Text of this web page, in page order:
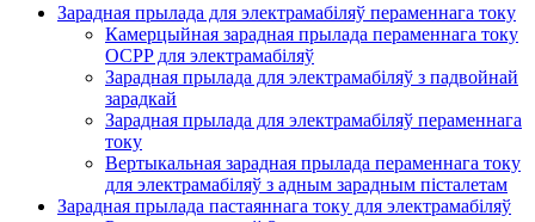
Зарадная прылада для электрамабіляў пераменнага току
Камерцыйная зарадная прылада пераменнага току
OCPP для электрамабіляў
Зарадная прылада для электрамабіляў з падвойнай
зарадкай
Зарадная прылада для электрамабіляў пераменнага
току
Вертыкальная зарадная прылада пераменнага току
для электрамабіляў з адным зарадным пісталетам
Зарадная прылада пастаяннага току для электрамабіляў